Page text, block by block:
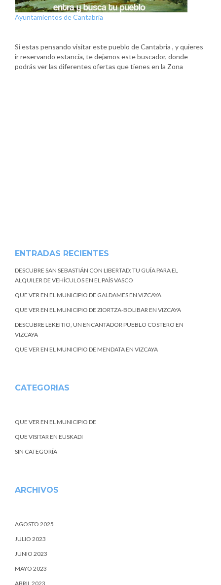
Ayuntamientos de Cantabria
Si estas pensando visitar este pueblo de Cantabria , y quieres
ir reservando estancia, te dejamos este buscador, donde
podrás ver las diferentes ofertas que tienes en la Zona
ENTRADAS RECIENTES
DESCUBRE SAN SEBASTIÁN CON LIBERTAD: TU GUÍA PARA EL
ALQUILER DE VEHÍCULOS EN EL PAÍS VASCO
QUE VER EN EL MUNICIPIO DE GALDAMES EN VIZCAYA
QUE VER EN EL MUNICIPIO DE ZIORTZA-BOLIBAR EN VIZCAYA
DESCUBRE LEKEITIO, UN ENCANTADOR PUEBLO COSTERO EN
VIZCAYA
QUE VER EN EL MUNICIPIO DE MENDATA EN VIZCAYA
CATEGORIAS
QUE VER EN EL MUNICIPIO DE
QUE VISITAR EN EUSKADI
SIN CATEGORÍA
ARCHIVOS
AGOSTO 2025
JULIO 2023
JUNIO 2023
MAYO 2023
ABRIL 2023